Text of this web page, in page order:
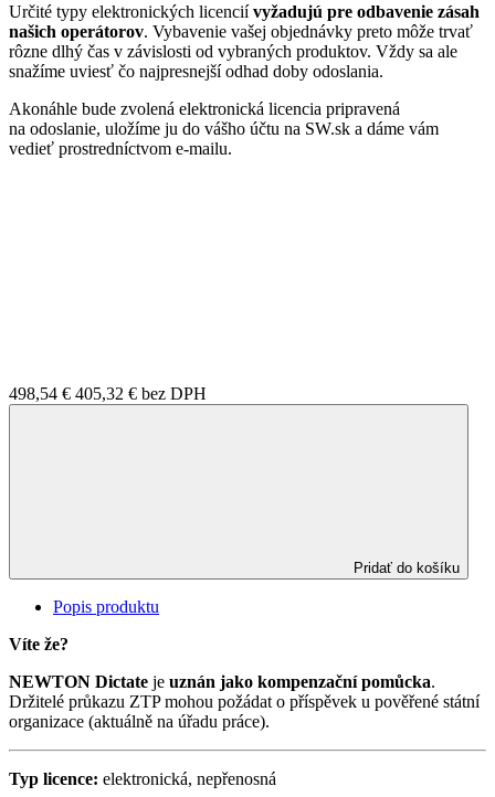
Určité typy elektronických licenciívyžadujú pre odbavenie zásah
našich operátorov. Vybavenie vašej objednávky preto môže trvať
rôzne dlhý čas v závislosti od vybraných produktov. Vždy sa ale
snažíme uviesť čo najpresnejší odhad doby odoslania.
Akonáhle bude zvolená elektronická licencia pripravená
na odoslanie, uložíme ju do vášho účtu na SW.sk a dáme vám
vedieť prostredníctvom e-mailu.
498,54 € 405,32 € bez DPH
Pridať do košíku
Popis produktu
Víte že?
NEWTON Dictate je uznán jako kompenzační pomůcka.
Držitelé průkazu ZTP mohou požádat o příspěvek u pověřené státní
organizace (aktuálně na úřadu práce).
Typ licence: elektronická, nepřenosná